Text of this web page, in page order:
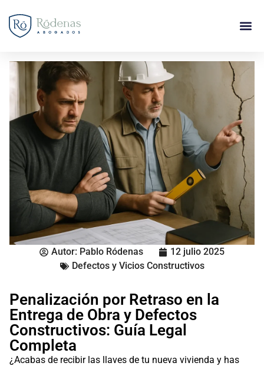
Autor: Pablo Ródenas
12 julio 2025
Defectos y Vicios Constructivos
Penalización por Retraso en la
Entrega de Obra y Defectos
Constructivos: Guía Legal
Completa
¿Acabas de recibir las llaves de tu nueva vivienda y has